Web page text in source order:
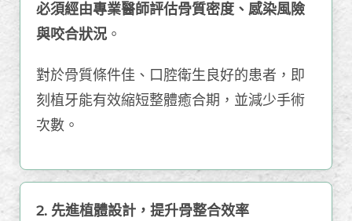
必須經由專業醫師評估骨質密度、感染風險
與咬合狀況 。
對於骨質條件佳、口腔衛生良好的患者，即
刻植牙能有效縮短整體癒合期，並減少手術
次數。
2. 先進植體設計，提升骨整合效率